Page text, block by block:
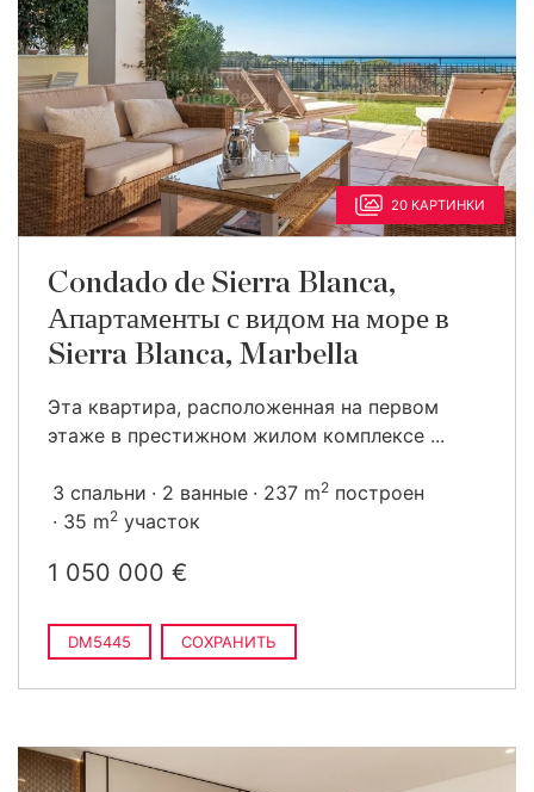
20 КАРТИНКИ
Condado de Sierra Blanca,
Апартаменты с видом на море в
Sierra Blanca, Marbella
Эта квартира, расположенная на первом
этаже в престижном жилом комплексе ...
3 спальни 2 ванные 237 m2 построен
35 m2 участок
1 050 000 €
DM5445 СОХРАНИТЬ